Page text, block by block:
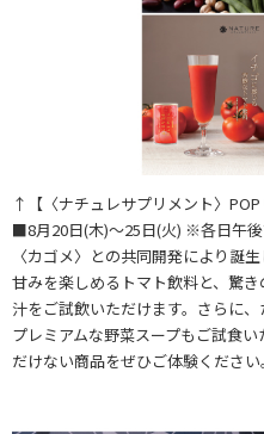
↑【〈ナチュレサプリメント〉POP
■8月20日(木)～25日(火) ※各日午後
〈カゴメ〉との共同開発により誕
甘みを楽しめるトマト飲料と、驚
汁をご試飲いただけます。さらに
プレミアムな野菜スープもご試食
だけない商品をぜひご体験ください。